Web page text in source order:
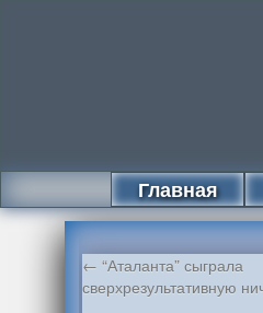
Главная
← “Аталанта” сыграла
сверхрезультативную